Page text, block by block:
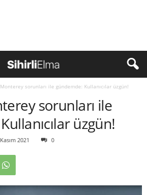
sorunları ile gündemde: Kullanıcılar üzgün!
sorunları ile
üzgün!
2021 0